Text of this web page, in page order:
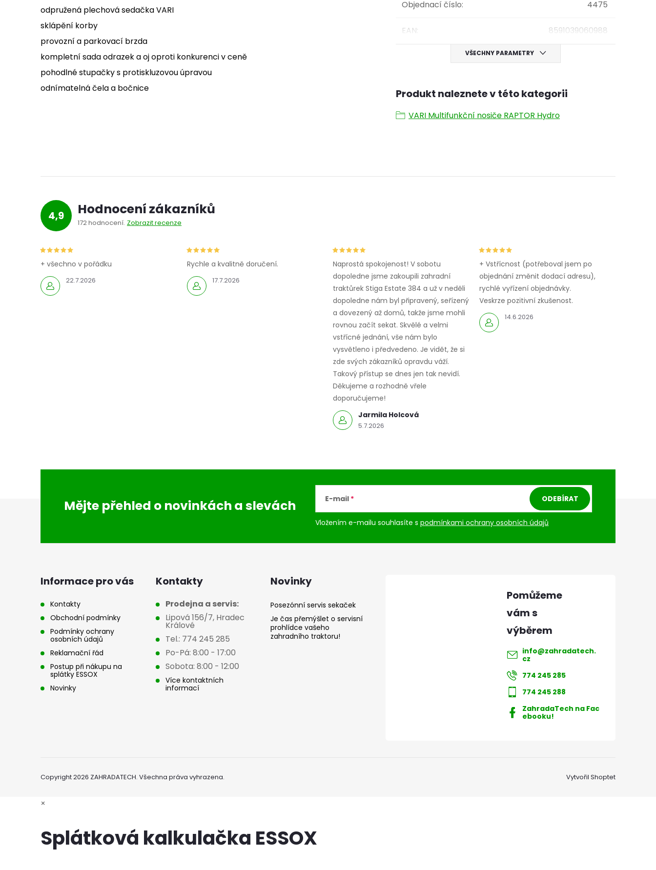
odpružená plechová sedačka VARI
sklápění korby
provozní a parkovací brzda
kompletní sada odrazek a oj oproti konkurenci v ceně
pohodlné stupačky s protiskluzovou úpravou
odnímatelná čela a bočnice
Objednací číslo: 4475
EAN: 8591039060988
VŠECHNY PARAMETRY
Produkt naleznete v této kategorii
VARI Multifunkční nosiče RAPTOR Hydro
4,9 Hodnocení zákazníků
172 hodnocení Zobrazit recenze
22.7.2026
+ všechno v pořádku
17.7.2026
Rychle a kvalitně doručení.
Jarmila Holcová
5.7.2026
Naprostá spokojenost! V sobotu
dopoledne jsme zakoupili zahradní
traktůrek Stiga Estate 384 a už v neděli
dopoledne nám byl připravený, seřízený
a dovezený až domů, takže jsme mohli
rovnou začít sekat. Skvělé a velmi
vstřícné jednání, vše nám bylo
vysvětleno i předvedeno. Je vidět, že si
zde svých zákazníků opravdu váží.
Takový přístup se dnes jen tak nevidí.
Děkujeme a rozhodně vřele
doporučujeme!
14.6.2026
+ Vstřícnost (potřeboval jsem po
objednání změnit dodací adresu),
rychlé vyřízení objednávky.
Veskrze pozitivní zkušenost.
Mějte přehled o novinkách a slevách E-mail
Vložením e-mailu souhlasíte s podmínkami ochrany osobních údajů
ODEBÍRAT
Informace pro vás
Kontakty
Obchodní podmínky
Podmínky ochrany
osobních údajů
Reklamační řád
Postup při nákupu na
splátky ESSOX
Novinky
Kontakty
Prodejna a servis:
Lipová 156/7, Hradec
Králové
Tel.: 774 245 285
Po-Pá: 8:00 - 17:00
Sobota: 8:00 - 12:00
Více kontaktních
informací
Novinky
Posezónní servis sekaček
Je čas přemýšlet o servisní
prohlídce vašeho
zahradního traktoru!
info@zahradatech.
cz
774 245 285
774 245 288
ZahradaTech na Fac
ebooku!
Vytvořil Shoptet
Copyright 2026 ZAHRADATECH. Všechna práva vyhrazena.
×
Splátková kalkulačka ESSOX